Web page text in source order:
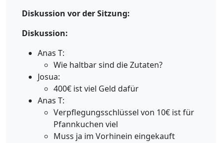
Diskussion vor der Sitzung:
Diskussion:
Anas T:
Wie haltbar sind die Zutaten?
Josua:
400€ ist viel Geld dafür
Anas T:
Verpflegungsschlüssel von 10€ ist für
Pfannkuchen viel
Muss ja im Vorhinein eingekauft